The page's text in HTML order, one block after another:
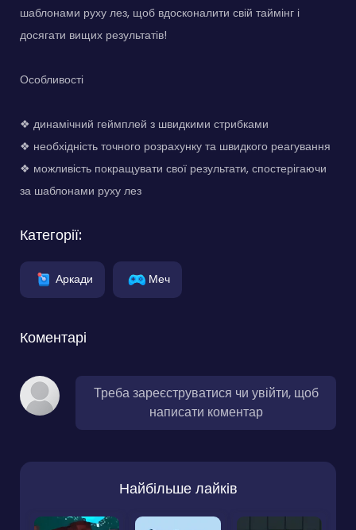
шаблонами руху лез, щоб вдосконалити свій таймінг і
досягати вищих результатів!
Особливості
❖ динамічний геймплей з швидкими стрибками
❖ необхідність точного розрахунку та швидкого реагування
❖ можливість покращувати свої результати, спостерігаючи
за шаблонами руху лез
Категорії:
Аркади Меч
Коментарі
Треба зареєструватися чи увійти, щоб
написати коментар
Найбільше лайків